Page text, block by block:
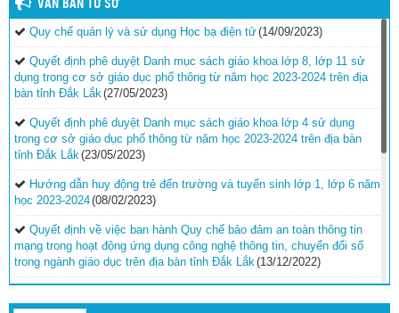
VĂN BẢN TỪ SỞ
Quy chế quản lý và sử dụng Học bạ điện tử(14/09/2023)
Quyết định phê duyệt Danh mục sách giáo khoa lớp 8, lớp 11 sử
dụng trong cơ sở giáo dục phổ thông từ năm học 2023-2024 trên địa
bàn tỉnh Đắk Lắk (27/05/2023)
Quyết định phê duyệt Danh mục sách giáo khoa lớp 4 sử dụng
trong cơ sở giáo dục phổ thông từ năm học 2023-2024 trên địa bàn
tỉnh Đắk Lắk (23/05/2023)
Hướng dẫn huy động trẻ đến trường và tuyển sinh lớp 1, lớp 6 năm
học 2023-2024(08/02/2023)
Quyết định về việc ban hành Quy chế bảo đảm an toàn thông tin
mạng trong hoạt động ứng dụng công nghệ thông tin, chuyển đổi số
trong ngành giáo dục trên địa bàn tỉnh Đắk Lắk (13/12/2022)
2023(30/11/2022)